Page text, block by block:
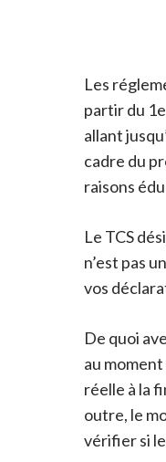
Les
partir du
allant
cadre du
raisons
Le TCS
n’est pas
vos
De quoi
au
réelle à la
outre, le
vérifier si